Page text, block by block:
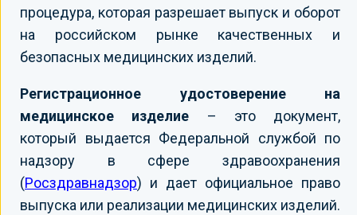
процедура, которая разрешает выпуск и оборот
на российском рынке качественных и
безопасных медицинских изделий.
Регистрационное удостоверение на
медицинское изделие – это документ,
который выдается Федеральной службой по
надзору в сфере здравоохранения
(Росздравнадзор) и дает официальное право
выпуска или реализации медицинских изделий.